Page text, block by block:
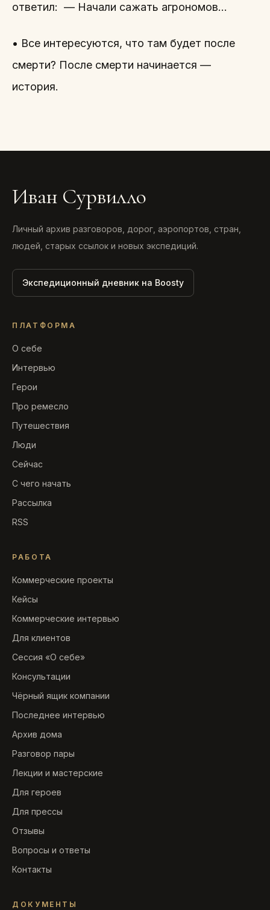
ответил: — Начали сажать агрономов…
• Все интересуются, что там будет после
смерти? После смерти начинается —
история.
Иван Сурвилло
Личный архив разговоров, дорог, аэропортов, стран,
людей, старых ссылок и новых экспедиций.
Экспедиционный дневник на Boosty
ПЛАТФОРМА
О себе
Интервью
Герои
Про ремесло
Путешествия
Люди
Сейчас
С чего начать
Рассылка
RSS
РАБОТА
Коммерческие проекты
Кейсы
Коммерческие интервью
Для клиентов
Сессия «О себе»
Консультации
Чёрный ящик компании
Последнее интервью
Архив дома
Разговор пары
Лекции и мастерские
Для героев
Для прессы
Отзывы
Вопросы и ответы
Контакты
ДОКУМЕНТЫ